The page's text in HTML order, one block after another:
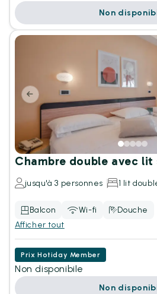
Non
Chambre double avec lit
jusqu'à 3 personnes 1 lit
Balcon Wi-fi
Douche
Afficher tout
Prix Hotiday Member
Non disponibile
Non